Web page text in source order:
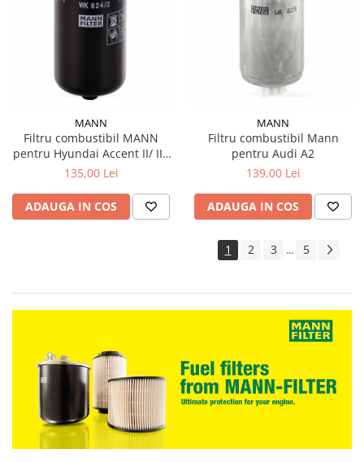
MANN
Filtru combustibil MANN
pentru Hyundai Accent II/ III,
Getz, H-1/ Starex, Santa Fe I/
135,00 Lei
ADAUGA IN COS
MANN
Filtru combustibil Mann
pentru Audi A2
139,00 Lei
ADAUGA IN COS
1 2 3 ... 5